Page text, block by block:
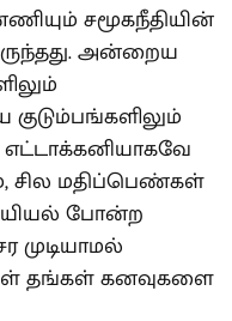
சமூகநீதியின்
அன்றைய
சில மதிப்பெண்கள்
போன்ற
முடியாமல்
தங்கள் கனவுகளை